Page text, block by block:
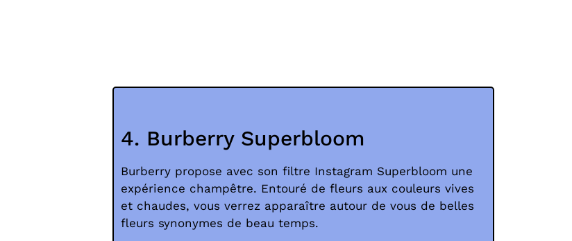
4. Burberry Superbloom
Burberry propose avec son filtre Instagram Superbloom une
expérience champêtre. Entouré de fleurs aux couleurs vives
et chaudes, vous verrez apparaître autour de vous de belles
fleurs synonymes de beau temps.